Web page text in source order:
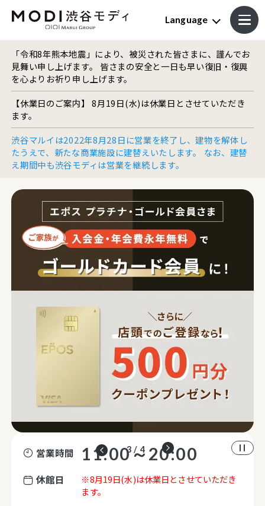
Language
「令和8年熊本地震」により、被災された皆さまに、謹んでお
見舞い申し上げます。 皆さまの安全と一日も早い復旧・復興
を心よりお祈り申し上げます。
【休業日のご案内】 8月19日(水)は休業日とさせていただき
ます。
渋谷マルイは2022年8月28日に営業を終了し、建物を解体し
たうえで、新たな商業施設に建替えいたします。 なお、建替
え期間中も渋谷モディは営業を継続します。
3 / 4
営業時間 11:00～20:00
休館日
※8月19日(水)は休業日とさせていただき
ます。